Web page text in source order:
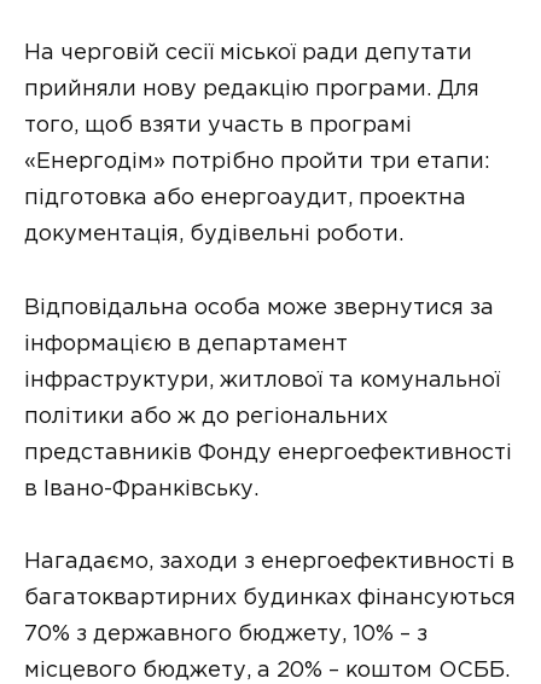
На черговій сесії міської ради депутати
прийняли нову редакцію програми. Для
того, щоб взяти участь в програмі
«Енергодім» потрібно пройти три етапи:
підготовка або енергоаудит, проектна
документація, будівельні роботи.
Відповідальна особа може звернутися за
інформацією в департамент
інфраструктури, житлової та комунальної
політики або ж до регіональних
представників Фонду енергоефективності
в Івано-Франківську.
Нагадаємо, заходи з енергоефективності в
багатоквартирних будинках фінансуються
70% з державного бюджету, 10% – з
місцевого бюджету, а 20% – коштом ОСББ.